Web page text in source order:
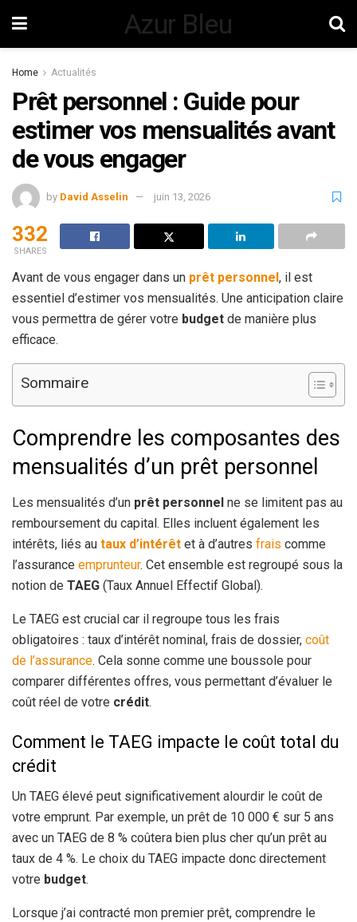
Azur Bleu
Home Actualités
Prêt personnel : Guide pour
estimer vos mensualités avant
de vous engager
by David Asselin juin 13, 2026
332
SHARES
Avant de vous engager dans un prêt personnel, il est
essentiel d’estimer vos mensualités. Une anticipation claire
vous permettra de gérer votre budget de manière plus
efficace.
Sommaire
Comprendre les composantes des
mensualités d’un prêt personnel
Les mensualités d’un prêt personnel ne se limitent pas au
remboursement du capital. Elles incluent également les
intérêts, liés au taux d’intérêt et à d’autres frais comme
l’assurance emprunteur. Cet ensemble est regroupé sous la
notion de TAEG (Taux Annuel Effectif Global).
Le TAEG est crucial car il regroupe tous les frais
obligatoires : taux d’intérêt nominal, frais de dossier, coût
de l’assurance. Cela sonne comme une boussole pour
comparer différentes offres, vous permettant d’évaluer le
coût réel de votre crédit.
Comment le TAEG impacte le coût total du
crédit
Un TAEG élevé peut significativement alourdir le coût de
votre emprunt. Par exemple, un prêt de 10 000 € sur 5 ans
avec un TAEG de 8 % coûtera bien plus cher qu’un prêt au
taux de 4 %. Le choix du TAEG impacte donc directement
votre budget.
Lorsque j’ai contracté mon premier prêt, comprendre le